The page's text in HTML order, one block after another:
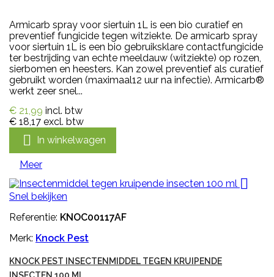
Armicarb spray voor siertuin 1L is een bio curatief en
preventief fungicide tegen witziekte. De armicarb spray
voor siertuin 1L is een bio gebruiksklare contactfungicide
ter bestrijding van echte meeldauw (witziekte) op rozen,
sierbomen en heesters. Kan zowel preventief als curatief
gebruikt worden (maximaal12 uur na infectie). Armicarb®
werkt zeer snel...
€ 21,99 incl. btw
€ 18,17 excl. btw
 In winkelwagen
Meer

Snel bekijken
Referentie: KNOC00117AF
Merk: Knock Pest
KNOCK PEST INSECTENMIDDEL TEGEN KRUIPENDE